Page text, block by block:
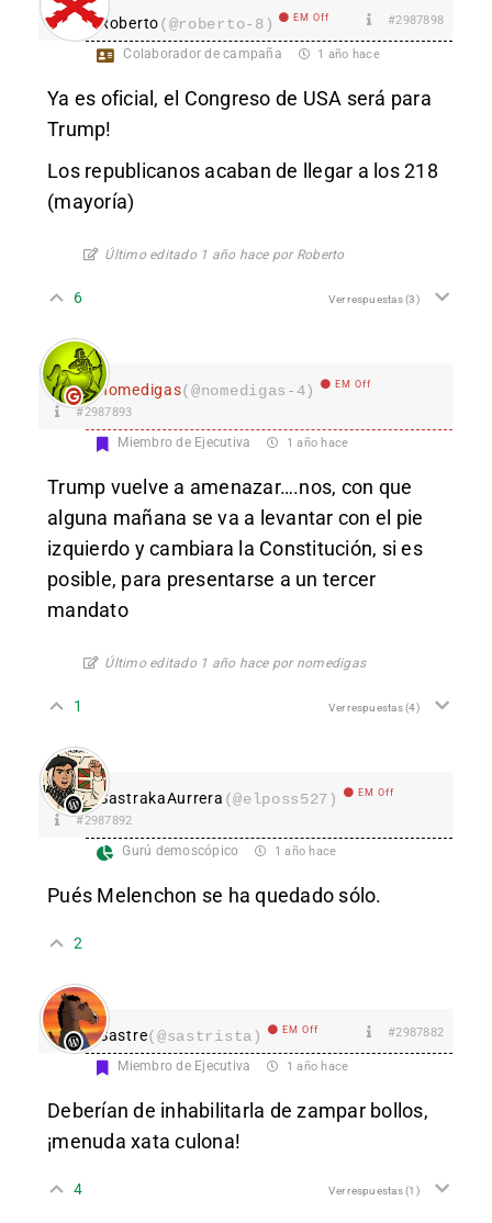
Roberto(@roberto-8) EM Off #2987898
Colaborador de campaña 1 año hace
Ya es oficial, el Congreso de USA será para
Trump!
Los republicanos acaban de llegar a los 218
(mayoría)
Último editado 1 año hace por Roberto
6 Ver respuestas(3)
nomedigas(@nomedigas-4) EM Off
#2987893
Miembro de Ejecutiva 1 año hace
Trump vuelve a amenazar….nos, con que
alguna mañana se va a levantar con el pie
izquierdo y cambiara la Constitución, si es
posible, para presentarse a un tercer
mandato
Último editado 1 año hace por nomedigas
1 Ver respuestas(4)
SastrakaAurrera (@elposs527) EM Off
#2987892
Gurú demoscópico 1 año hace
Pués Melenchon se ha quedado sólo.
2
Sastre(@sastrista) EM Off #2987882
Miembro de Ejecutiva 1 año hace
Deberían de inhabilitarla de zampar bollos,
¡menuda xata culona!
4 Ver respuestas(1)